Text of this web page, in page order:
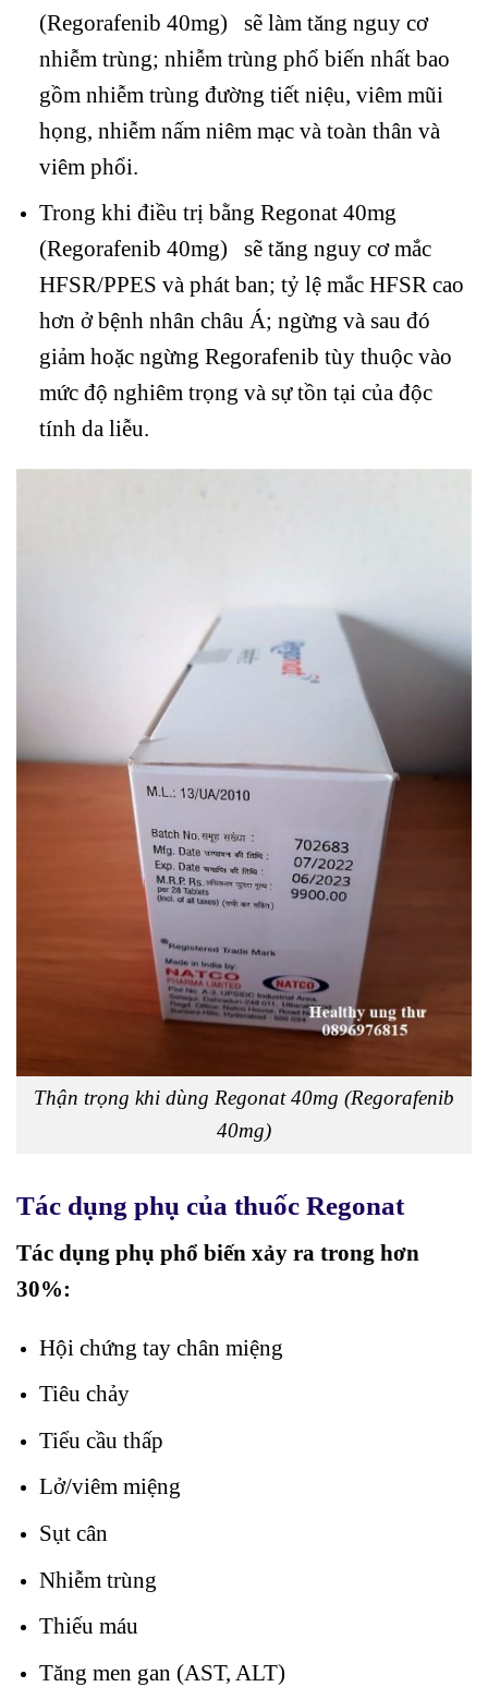
(Regorafenib 40mg) sẽ làm tăng nguy cơ
nhiễm trùng; nhiễm trùng phổ biến nhất bao
gồm nhiễm trùng đường tiết niệu, viêm mũi
họng, nhiễm nấm niêm mạc và toàn thân và
viêm phổi.
Trong khi điều trị bằng Regonat 40mg
(Regorafenib 40mg) sẽ tăng nguy cơ mắc
HFSR/PPES và phát ban; tỷ lệ mắc HFSR cao
hơn ở bệnh nhân châu Á; ngừng và sau đó
giảm hoặc ngừng Regorafenib tùy thuộc vào
mức độ nghiêm trọng và sự tồn tại của độc
tính da liễu.
Thận trọng khi dùng Regonat 40mg (Regorafenib
40mg)
Tác dụng phụ của thuốc Regonat
Tác dụng phụ phổ biến xảy ra trong hơn
30%:
Hội chứng tay chân miệng
Tiêu chảy
Tiểu cầu thấp
Lở/viêm miệng
Sụt cân
Nhiễm trùng
Thiếu máu
Tăng men gan (AST, ALT)